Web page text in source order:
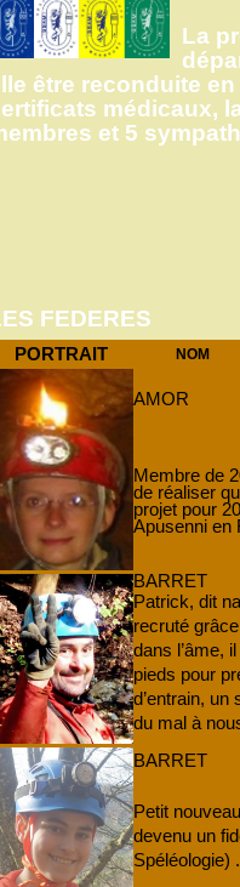
La
être reconduite
médicaux,
et 5
FEDERES
PORTRAIT NOM
AMOR
Membre de
de réaliser
projet pour
Apusenni en
BARRET
Patrick, dit
recruté
dans l’âme,
pieds pour
d’entrain,
du mal à
BARRET
Petit
devenu un
Spéléologie)